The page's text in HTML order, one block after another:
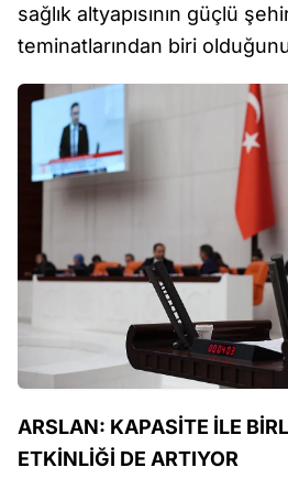
sağlık altyapısının güçlü
teminatlarından biri
ARSLAN: KAPASİTE İLE
ETKİNLİĞİ DE ARTIYOR